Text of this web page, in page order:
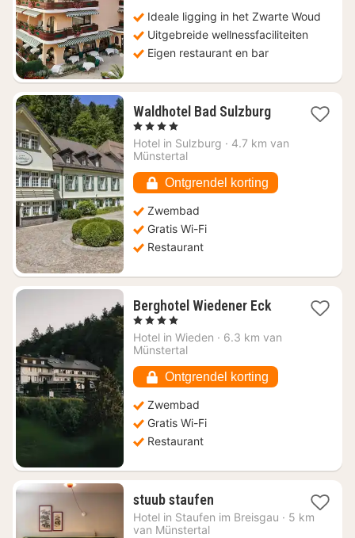
336
Ideale ligging in het Zwarte Woud
Uitgebreide wellnessfaciliteiten
Eigen restaurant en bar
Waldhotel Bad Sulzburg1
vanaf
, 4 Sterren
Hotel in Sulzburg · 4.7 km van
Münstertal
Ontgrendel korting
Zwembad
Gratis Wi-Fi
Restaurant
Berghotel Wiedener Eck1
vanaf
, 4 Sterren
Hotel in Wieden · 6.3 km van
Münstertal
Ontgrendel korting
Zwembad
Gratis Wi-Fi
Restaurant
stuub staufen1
nacht
Hotel in Staufen im Breisgau · 5 km
van Münstertal